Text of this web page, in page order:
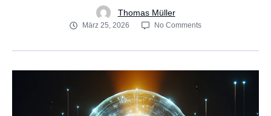
Thomas Müller
März 25, 2026 No Comments